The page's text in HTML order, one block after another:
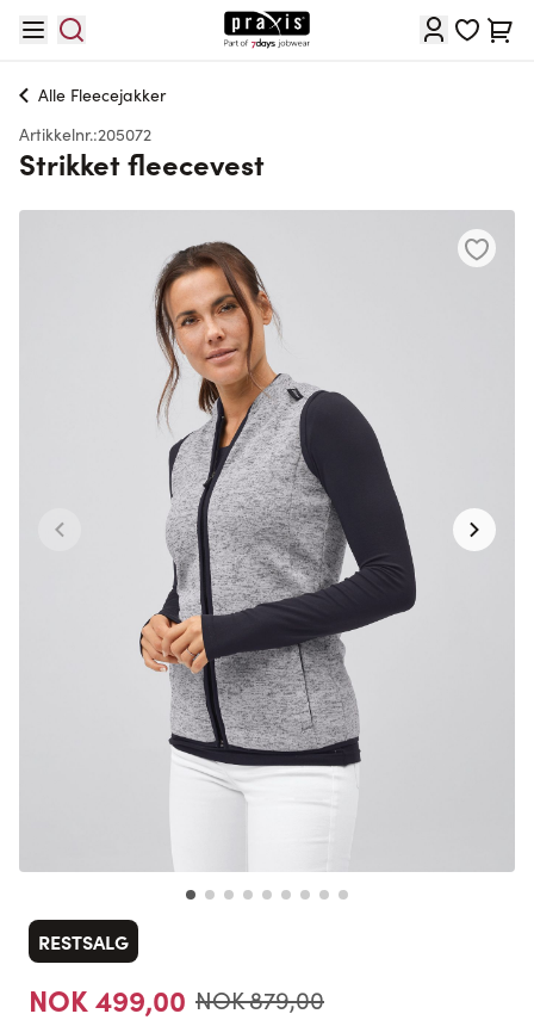
Cart
Alle Fleecejakker
Artikkelnr.:205072
Strikket fleecevest
RESTSALG
NOK 499,00 NOK 879,00